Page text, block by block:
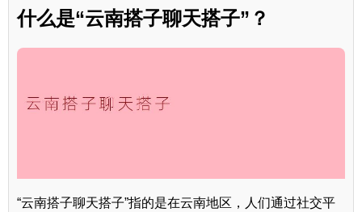
什么是“云南搭子聊天搭子”？
“云南搭子聊天搭子”指的是在云南地区，人们通过社交平